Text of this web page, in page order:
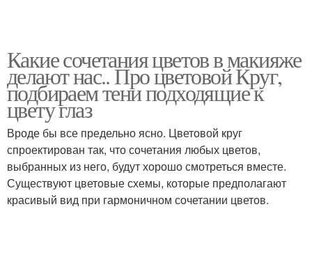
Какие сочетания цветов в макияже
делают нас.. Про цветовой Круг,
подбираем тени подходящие к
цвету глаз
Вроде бы все предельно ясно. Цветовой круг
спроектирован так, что сочетания любых цветов,
выбранных из него, будут хорошо смотреться вместе.
Существуют цветовые схемы, которые предполагают
красивый вид при гармоничном сочетании цветов.